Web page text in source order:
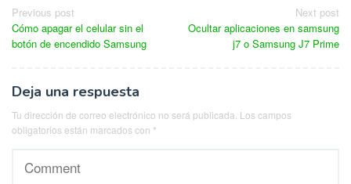
Navegación
de
Previous post
Cómo apagar el celular sin el
botón de encendido Samsung
Next post
Ocultar aplicaciones en samsung
j7 o Samsung J7 Prime
Deja una respuesta
Tu dirección de correo electrónico no será publicada. Los campos
obligatorios están marcados con *